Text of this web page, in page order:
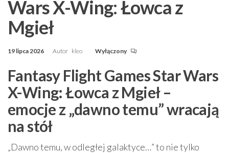
Wars X-Wing: Łowca z
Mgieł
19 lipca 2026 Autor kleo Wyłączony
Fantasy Flight Games Star Wars
X-Wing: Łowca z Mgieł –
emocje z „dawno temu” wracają
na stół
„Dawno temu, w odległej galaktyce…” to nie tylko